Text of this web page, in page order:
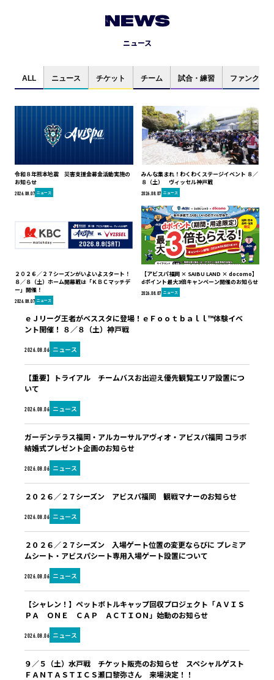
NEWS
ニュース
ALL ニュース チケット チーム 試合・練習 ファンクラブ
令和８年熊本地震 災害支援金募金活動実施の
お知らせ
2026.08.07 ニュース
みんな集まれ！わくわくステージイベント ８／
８（土） ヴィッセル神戸戦
2026.08.07 ニュース
２０２６／２７シーズンがいよいよスタート！
８／８（土）ホーム開幕戦は「ＫＢＣマッチデ
ー」開催！
2026.08.07 ニュース
【アビスパ福岡 × SAIBU LAND × docomo】
dポイント最大3倍キャンペーン開催のお知らせ
2026.08.07 ニュース
2026.08.06 ニュース
ｅＪリーグ王者がベススタに登場！ｅＦｏｏｔｂａｌｌ™体験イベ
ント開催！ ８／８（土）神戸戦
2026.08.06 ニュース
【重要】トライアル チームバスお出迎え優先観覧エリア設置につ
いて
2026.08.06 ニュース
ガーデンテラス福岡・アルカーサルアヴィオ・アビスパ福岡 コラボ
結婚式プレゼント企画のお知らせ
2026.08.06 ニュース
２０２６／２７シーズン アビスパ福岡 観戦マナーのお知らせ
2026.08.06 ニュース
２０２６／２７シーズン 入場ゲート位置の変更ならびに プレミア
ムシート・アビスパシート専用入場ゲート設置について
2026.08.06 ニュース
【シャレン！】ペットボトルキャップ回収プロジェクト「ＡＶＩＳ
ＰＡ ＯＮＥ ＣＡＰ ＡＣＴＩＯＮ」始動のお知らせ
９／５（土）水戸戦 チケット販売のお知らせ スペシャルゲスト
ＦＡＮＴＡＳＴＩＣＳ瀬口黎弥さん 来場決定！！